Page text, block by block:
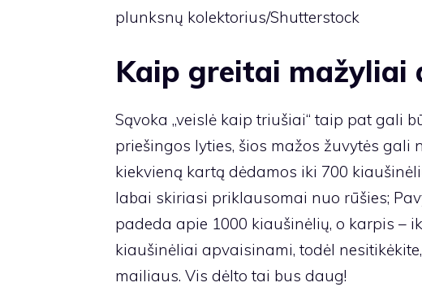
plunksnų kolektorius/Shutterstock
Kaip greitai mažyliai
Sąvoka „veislė kaip triušiai“ taip pat gali
priešingos lyties, šios mažos žuvytės gali
kiekvieną kartą dėdamos iki 700
labai skiriasi priklausomai nuo rūšies;
padeda apie 1000 kiaušinėlių, o karpis –
kiaušinėliai apvaisinami, todėl
mailiaus. Vis dėlto tai bus daug!